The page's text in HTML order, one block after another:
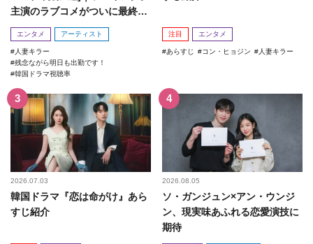
主演のラブコメがついに最終
回！
エンタメ アーティスト
人妻キラー
残念ながら明日も出勤です！
韓国ドラマ視聴率
注目 エンタメ
あらすじ コン・ヒョジン 人妻キラー
2026.07.03
韓国ドラマ『恋は命がけ』あら
すじ紹介
2026.08.05
ソ・ガンジュン×アン・ウンジ
ン、現実味あふれる恋愛演技に
期待